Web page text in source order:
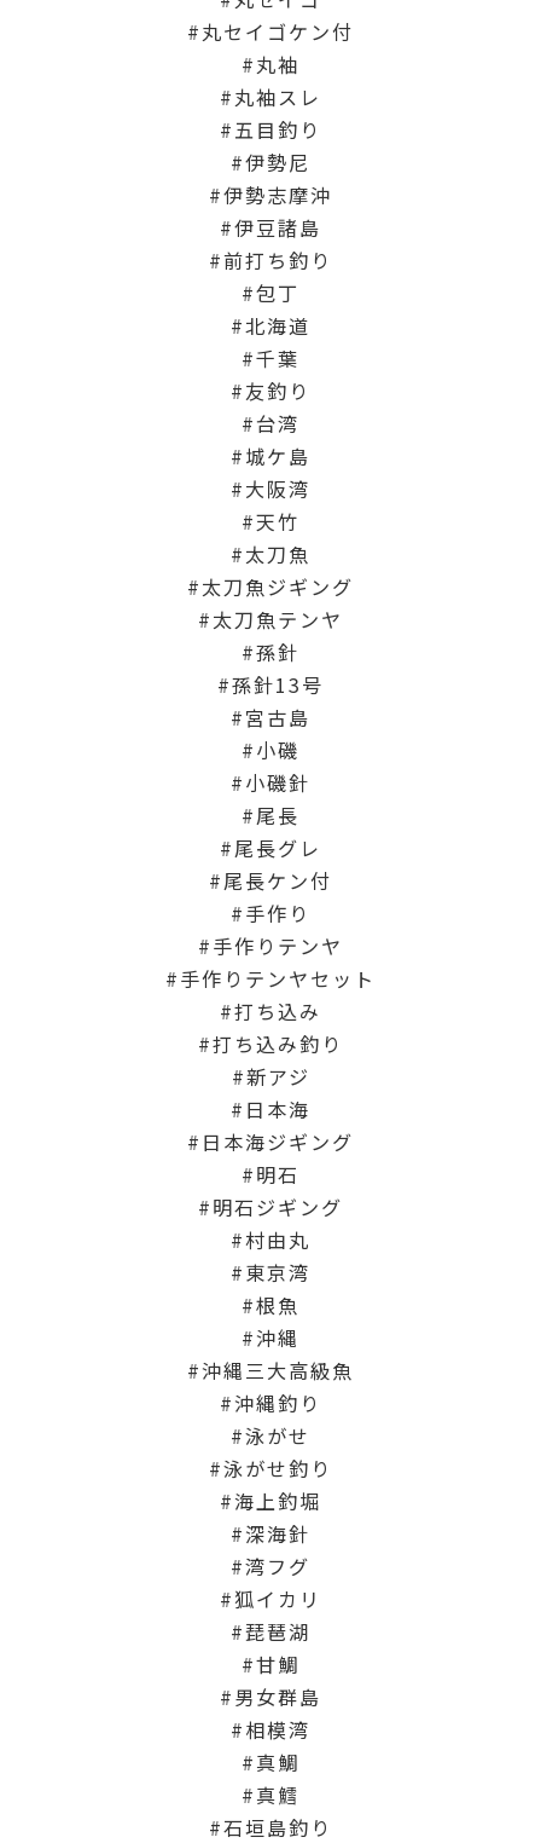
丸セイゴケン付
丸袖
丸袖スレ
五目釣り
伊勢尼
伊勢志摩沖
伊豆諸島
前打ち釣り
包丁
北海道
千葉
友釣り
台湾
城ケ島
大阪湾
天竹
太刀魚
太刀魚ジギング
太刀魚テンヤ
孫針
孫針13号
宮古島
小磯
小磯針
尾長
尾長グレ
尾長ケン付
手作り
手作りテンヤ
手作りテンヤセット
打ち込み
打ち込み釣り
新アジ
日本海
日本海ジギング
明石
明石ジギング
村由丸
東京湾
根魚
沖縄
沖縄三大高級魚
沖縄釣り
泳がせ
泳がせ釣り
海上釣堀
深海針
湾フグ
狐イカリ
琵琶湖
甘鯛
男女群島
相模湾
真鯛
真鱈
石垣島釣り